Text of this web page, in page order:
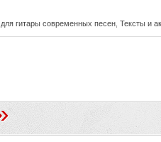
гитары современных песен Тексты и